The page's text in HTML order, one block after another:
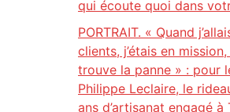
qui écoute quoi dans
PORTRAIT. « Quand
clients, j’étais en
trouve la panne » : pour
Philippe Leclaire, le
ans d’artisanat engagé à